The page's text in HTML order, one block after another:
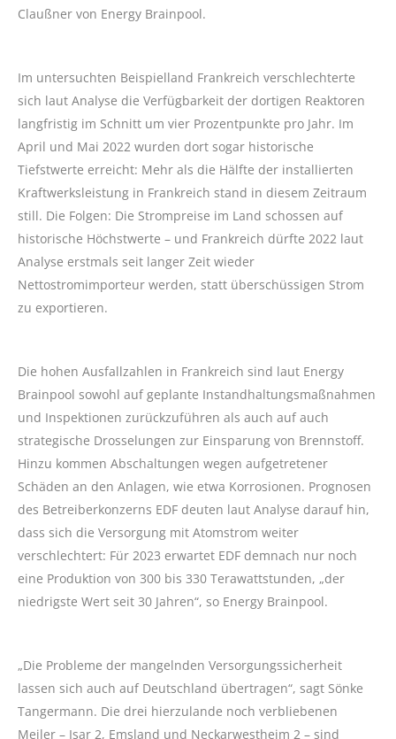
Claußner von Energy Brainpool.
Im untersuchten Beispielland Frankreich verschlechterte
sich laut Analyse die Verfügbarkeit der dortigen Reaktoren
langfristig im Schnitt um vier Prozentpunkte pro Jahr. Im
April und Mai 2022 wurden dort sogar historische
Tiefstwerte erreicht: Mehr als die Hälfte der installierten
Kraftwerksleistung in Frankreich stand in diesem Zeitraum
still. Die Folgen: Die Strompreise im Land schossen auf
historische Höchstwerte – und Frankreich dürfte 2022 laut
Analyse erstmals seit langer Zeit wieder
Nettostromimporteur werden, statt überschüssigen Strom
zu exportieren.
Die hohen Ausfallzahlen in Frankreich sind laut Energy
Brainpool sowohl auf geplante Instandhaltungsmaßnahmen
und Inspektionen zurückzuführen als auch auf auch
strategische Drosselungen zur Einsparung von Brennstoff.
Hinzu kommen Abschaltungen wegen aufgetretener
Schäden an den Anlagen, wie etwa Korrosionen. Prognosen
des Betreiberkonzerns EDF deuten laut Analyse darauf hin,
dass sich die Versorgung mit Atomstrom weiter
verschlechtert: Für 2023 erwartet EDF demnach nur noch
eine Produktion von 300 bis 330 Terawattstunden, „der
niedrigste Wert seit 30 Jahren“, so Energy Brainpool.
„Die Probleme der mangelnden Versorgungssicherheit
lassen sich auch auf Deutschland übertragen“, sagt Sönke
Tangermann. Die drei hierzulande noch verbliebenen
Meiler – Isar 2, Emsland und Neckarwestheim 2 – sind